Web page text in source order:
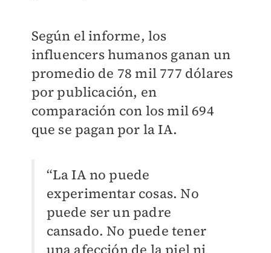
Según el informe, los
influencers humanos ganan un
promedio de 78 mil 777 dólares
por publicación, en
comparación con los mil 694
que se pagan por la IA.
“La IA no puede
experimentar cosas. No
puede ser un padre
cansado. No puede tener